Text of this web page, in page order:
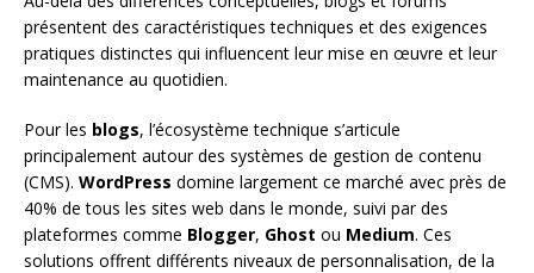
présentent des caractéristiques techniques et des exigences
pratiques distinctes qui influencent leur mise en œuvre et leur
maintenance au quotidien.
Pour les blogs, l’écosystème technique s’articule
principalement autour des systèmes de gestion de contenu
(CMS). WordPress domine largement ce marché avec près de
40% de tous les sites web dans le monde, suivi par des
plateformes comme Blogger, Ghost ou Medium. Ces
solutions offrent différents niveaux de personnalisation, de la